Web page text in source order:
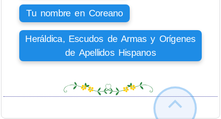
Tu nombre en Coreano
Heráldica, Escudos de Armas y Orígenes
de Apellidos Hispanos